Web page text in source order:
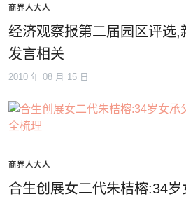
商界人大人
经济观察报第二届园区评选,
发言相关
2010 年 08 月 15 日
商界人大人
合生创展女二代朱桔榕:34